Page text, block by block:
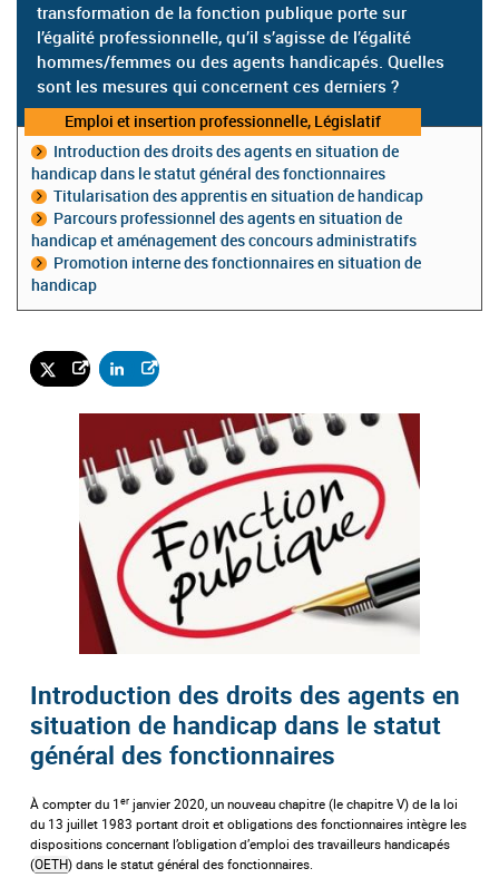
transformation de la fonction publique porte sur
l’égalité professionnelle, qu’il s’agisse de l’égalité
hommes/femmes ou des agents handicapés. Quelles
sont les mesures qui concernent ces derniers ?
Catégorie
:
Emploi et insertion professionnelle, Législatif
Introduction des droits des agents en situation de
handicap dans le statut général des fonctionnaires
Titularisation des apprentis en situation de handicap
Parcours professionnel des agents en situation de
handicap et aménagement des concours administratifs
Promotion interne des fonctionnaires en situation de
handicap
Introduction des droits des agents en
situation de handicap dans le statut
général des fonctionnaires
À compter du 1er janvier 2020, un nouveau chapitre (le chapitre V) de la loi
du 13 juillet 1983 portant droit et obligations des fonctionnaires intègre les
dispositions concernant l’obligation d’emploi des travailleurs handicapés
(OETH) dans le statut général des fonctionnaires.